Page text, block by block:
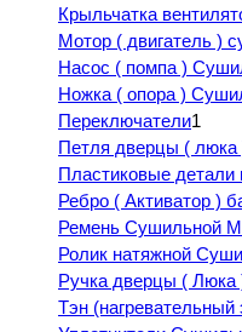
Крыльчатка
Мотор ( двигатель )
Насос ( помпа )
Ножка ( опора )
Переключатели1
Петля дверцы (
Пластиковые
Ребро ( Активатор )
Ремень Сушильной
Ролик натяжной
Ручка дверцы (
Тэн